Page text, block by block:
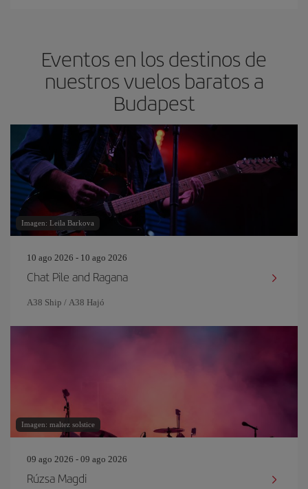
Eventos en los destinos de
nuestros vuelos baratos a
Budapest
Imagen: Leila Barkova
10 ago 2026 - 10 ago 2026
Chat Pile and Ragana
A38 Ship / A38 Hajó
Imagen: maltez solstice
09 ago 2026 - 09 ago 2026
Rúzsa Magdi